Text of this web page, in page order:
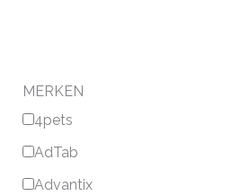
MERKEN
4pets
AdTab
Advantix